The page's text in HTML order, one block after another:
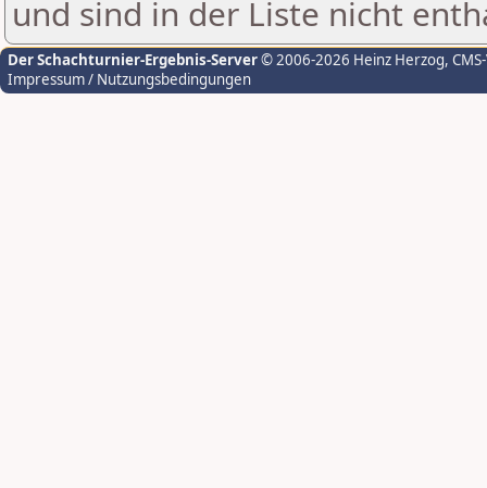
und sind in der Liste nicht
Der Schachturnier-Ergebnis-Server© 2006-2026 Heinz Herzog,
Impressum / Nutzungsbedingungen